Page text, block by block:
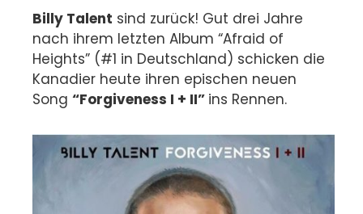
Billy Talent sind zurück! Gut drei Jahre
nach ihrem letzten Album “Afraid of
Heights” (#1 in Deutschland) schicken die
Kanadier heute ihren epischen neuen
Song “Forgiveness I + II” ins Rennen.